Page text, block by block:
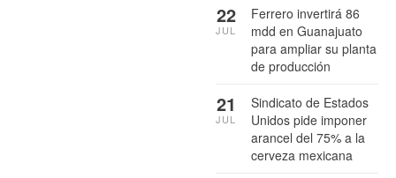
Ferrero invertirá 86
mdd en Guanajuato
para ampliar su planta
de producción
22
JUL
Sindicato de Estados
Unidos pide imponer
arancel del 75% a la
cerveza mexicana
21
JUL